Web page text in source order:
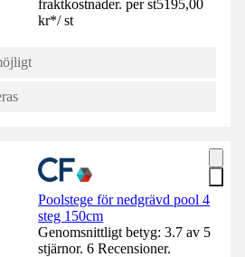
fraktkostnader. per st5195,00
kr*/ st
Poolstege för nedgrävd pool 4
steg 150cm
Genomsnittligt betyg: 3.7 av 5
stjärnor. 6 Recensioner.